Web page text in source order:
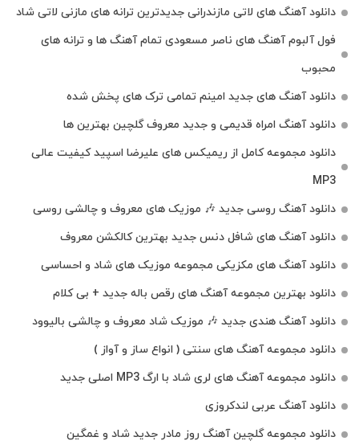
دانلود آهنگ‌ های لاتی مازندرانی جدیدترین ترانه های مازنی لاتی شاد
فول آلبوم آهنگ‌ های ناصر مسعودی تمام آهنگ‌ ها و ترانه‌ های
محبوب
دانلود آهنگ های جدید امینم تمامی ترک های پخش شده
دانلود آهنگ امراه قدیمی و جدید معروف گلچین بهترین ها
دانلود مجموعه کامل از ریمیکس های علیرضا اسپید کیفیت عالی
MP3
دانلود آهنگ روسی جدید 🎶 موزیک‌ های معروف و چالشی روسی
دانلود آهنگ های شافل دنس جدید بهترین کالکشن معروف
دانلود آهنگ‌ های مکزیکی مجموعه موزیک‌ های شاد و احساسی
دانلود بهترین مجموعه آهنگ های رقص باله جدید + بی کلام
دانلود آهنگ هندی جدید 🎶 موزیک شاد معروف و چالشی بالیوود
دانلود مجموعه آهنگ های سنتی ( انواع ساز و آواز )
دانلود مجموعه آهنگ های لری شاد با ارگ MP3 اصلی جدید
دانلود آهنگ عربی لندکروزی
دانلود مجموعه گلچین آهنگ روز مادر جدید شاد و غمگین